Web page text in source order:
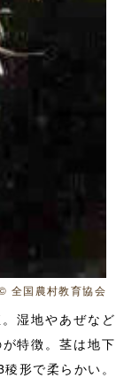
全国農村教育協会
湿地やあぜなど
特徴。茎は地下
形で柔らかい。